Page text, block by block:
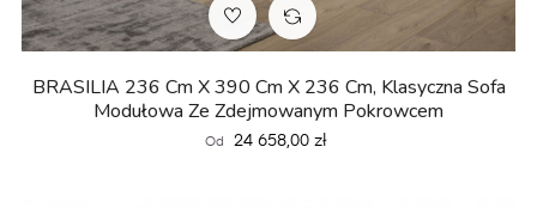
BRASILIA 236 Cm X 390 Cm X 236 Cm, Klasyczna Sofa
Modułowa Ze Zdejmowanym Pokrowcem
Od Cena
24 658,00 zł